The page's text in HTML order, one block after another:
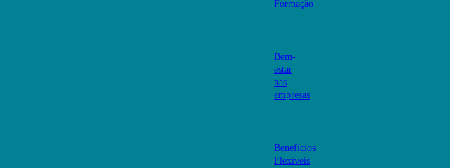
Formação
Bem-
estar
nas
empresas
Benefícios
Flexíveis